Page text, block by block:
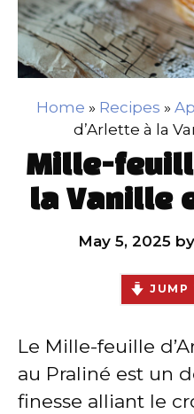
Home » Recipes »
d’Arlette à la
Mille-
la Vanille
May 5, 2025 by
JUMP
Le Mille-feuille
au Praliné est un
finesse alliant le